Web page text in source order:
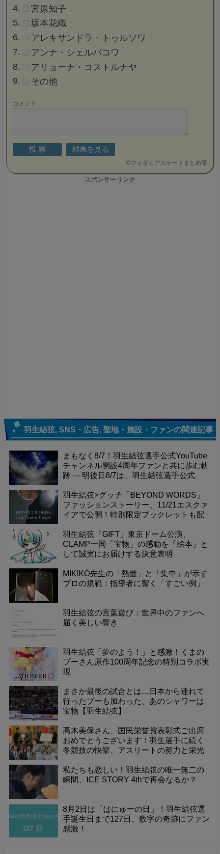
宮原知子
坂本花織
アレキサンドラ・トゥルソワ
アンナ・シェルバコワ
アリョーナ・コストルナヤ
その他
コメント
©フィギュアスケートまとめ零
スポンサーリンク
羽生結弦, SNS・広告, 聖地・施設・ファンの関連記事
まもなく8/7！羽生結弦選手公式YouTube
チャンネル開設4周年ファンと共に歩む軌
跡 --- 明後日8/7は、羽生結弦選手公式
すべき日です！これまで素晴らしい演技
やメッセージを届けてくれたチャンネル
に感謝の気持ちを込めて、一緒にお祝い
羽生結弦×グッチ「BEYOND WORDS」
ファッションストーリー、11/21エスクァ
イアで公開！特別限定ブックレットも配
羽生結弦『GIFT』東京ドーム公演、
CLAMP一同「宝物」の感動を「絵本」と
して誠実にお届けする決意表明
MIKIKO先生の「熱量」と「集中」が示す
プロの規範：指導者に響く「すごい例」
羽生結弦の言葉遊び：世界中のファンへ
届く美しい響き
羽生結弦「夢のよう！」と感激！くまの
プーさん原作100周年記念の特別コラボ実
現
まさか最後の試合とは…日本から連れて
行ったプーも加わった、あのシャワーは
宝物【羽生結弦】
高木美保さん、国民栄誉賞表彰式ご出席
おめでとうございます！羽生選手に続く
冬競技の快挙、アスリートの努力と栄光
私たちも恋しい！羽生結弦の唯一無二の
瞬間、ICE STORY 4thで再会なるか？
8月2日は「はにゅーの日」！羽生結弦選
手誕生日まで127日、数字の奇跡にファン
感激！